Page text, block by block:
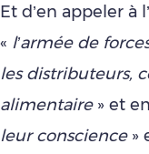
Et d’en appeler à
« l’armée de
les distributeurs,
alimentaire» et
leur conscience»